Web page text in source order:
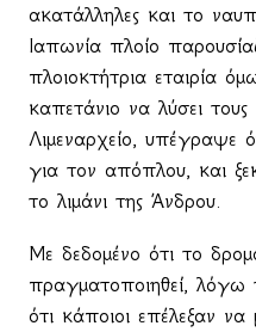
ακατάλληλες και το
Ιαπωνία πλοίο
πλοιοκτήτρια εταιρία
καπετάνιο να λύσει
Λιμεναρχείο, υπέγραψε
για τον απόπλου, και
το λιμάνι της Άνδρου.
Με δεδομένο ότι το
πραγματοποιηθεί, λόγω
ότι κάποιοι επέλεξαν να